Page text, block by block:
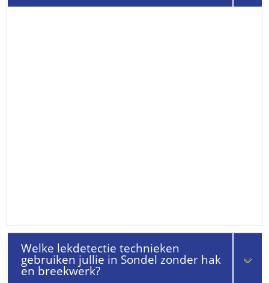
Welke lekdetectie technieken
gebruiken jullie in Sondel zonder hak
en breekwerk?